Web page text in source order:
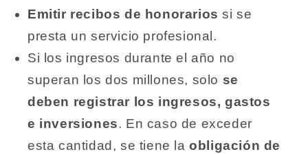
Emitir recibos de honorariossi se
presta un servicio profesional.
Si los ingresos durante el año no
superan los dos millones, solo se
deben registrar los ingresos, gastos
e inversiones. En caso de exceder
esta cantidad, se tiene laobligación de